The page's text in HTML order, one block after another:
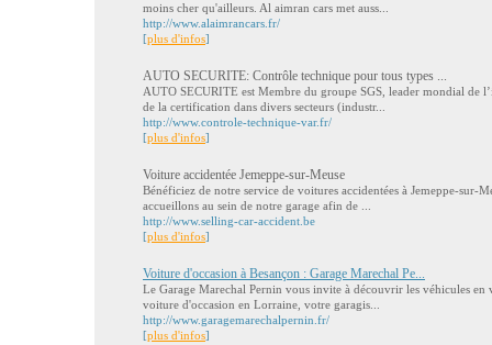
moins cher qu'ailleurs. Al aimran cars met auss...
http://www.alaimrancars.fr/
[plus d'infos]
AUTO SECURITE: Contrôle technique pour tous types ...
AUTO SECURITE est Membre du groupe SGS, leader mondial de
de la certification dans divers secteurs (industr...
http://www.controle-technique-var.fr/
[plus d'infos]
Voiture accidentée Jemeppe-sur-Meuse
Bénéficiez de notre service de voitures accidentées à Jemeppe-sur-
accueillons au sein de notre garage afin de ...
http://www.selling-car-accident.be
[plus d'infos]
Voiture d'occasion à Besançon : Garage Marechal Pe...
Le Garage Marechal Pernin vous invite à découvrir les véhicules en
voiture d'occasion en Lorraine, votre garagis...
http://www.garagemarechalpernin.fr/
[plus d'infos]